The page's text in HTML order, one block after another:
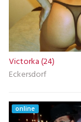
Victorka (24)
Eckersdorf
online